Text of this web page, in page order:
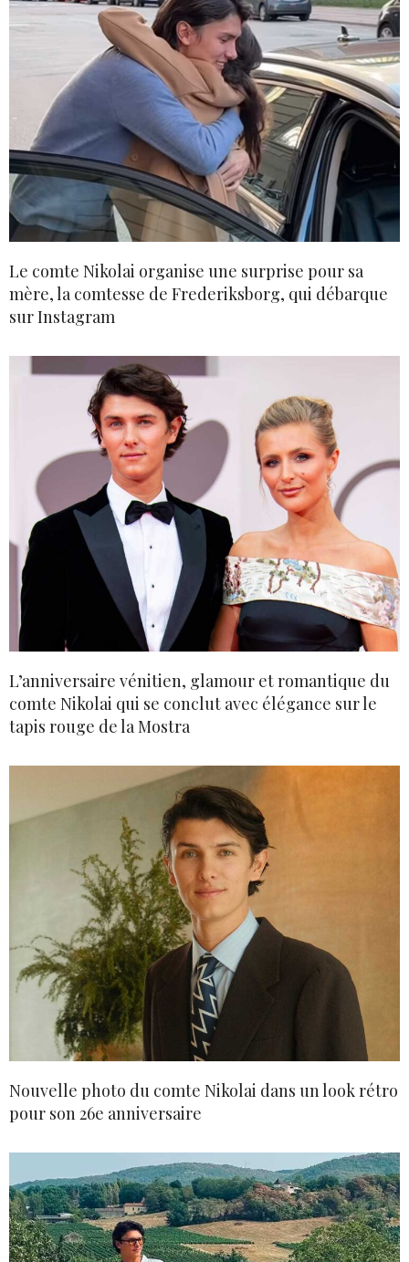
Le comte Nikolai organise une surprise pour sa
mère, la comtesse de Frederiksborg, qui débarque
sur Instagram
L’anniversaire vénitien, glamour et romantique du
comte Nikolai qui se conclut avec élégance sur le
tapis rouge de la Mostra
Nouvelle photo du comte Nikolai dans un look rétro
pour son 26e anniversaire